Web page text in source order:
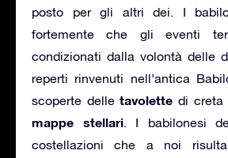
posto per gli altri dei. I
fortemente che gli eventi
condizionati dalla volontà delle
reperti rinvenuti nell’antica
scoperte delletavolette di creta
mappe stellari. I babilonesi
costellazioni che a noi